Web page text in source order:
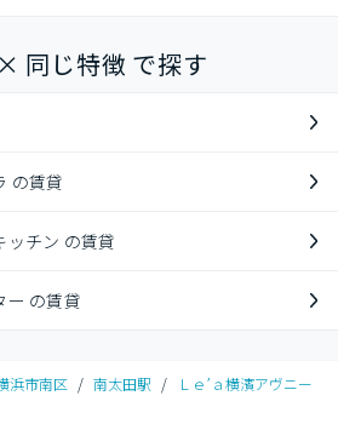
同じ特徴 で探す
の賃貸
チン の賃貸
の賃貸
浜市南区 / 南太田駅 /
Ｌｅ’ａ横濱アヴニー